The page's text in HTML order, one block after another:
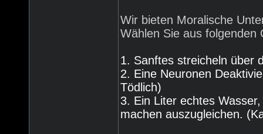
Wir bieten Moralische
Wählen Sie aus folgenden
1. Sanftes streicheln über
2. Eine Neuronen
Tödlich)
3. Ein Liter echtes
machen auszugleichen.